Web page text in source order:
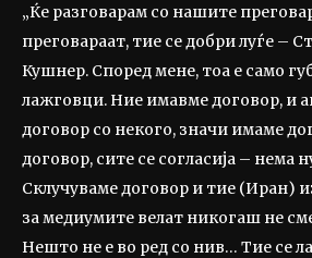
„Ќе разговарам со нашите
преговараат, тие се добри луѓе –
Кушнер. Според мене, тоа е само
лажговци. Ние имавме договор, и
договор со некого, значи имаме
договор, сите се согласија – нема
Склучуваме договор и тие (Иран)
за медиумите велат никогаш не
Нешто не е во ред со нив… Тие сe